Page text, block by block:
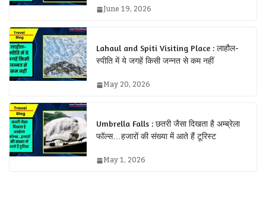
June 19, 2026
Lahaul and Spiti Visiting Place : लाहौल-
स्‍पीति में ये जगहें किसी जन्नत से कम नहीं
May 20, 2026
Umbrella Falls : छतरी जैसा दिखता है अम्ब्रेला
फॉल्स…हजारों की संख्या में आते हैं टूरिस्ट
May 1, 2026